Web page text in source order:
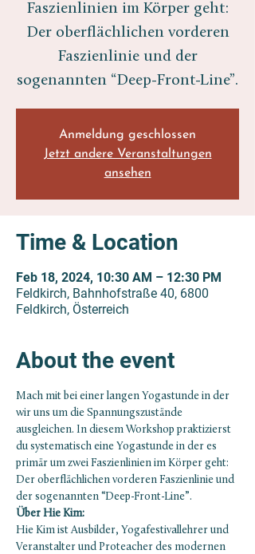
Faszienlinien im Körper geht:
Der oberflächlichen vorderen
Faszienlinie und der
sogenannten “Deep-Front-Line”.
Anmeldung geschlossen
Jetzt andere Veranstaltungen
ansehen
Time & Location
Feb 18, 2024, 10:30 AM – 12:30 PM
Feldkirch, Bahnhofstraße 40, 6800
Feldkirch, Österreich
About the event
Mach mit bei einer langen Yogastunde in der
wir uns um die Spannungszustände
ausgleichen. In diesem Workshop praktizierst
du systematisch eine Yogastunde in der es
primär um zwei Faszienlinien im Körper geht:
Der oberflächlichen vorderen Faszienlinie und
der sogenannten “Deep-Front-Line”.
Über Hie Kim:
Hie Kim ist Ausbilder, Yogafestivallehrer und
Veranstalter und Proteacher des modernen